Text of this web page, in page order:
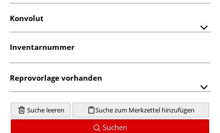
Konvolut
Inventarnummer
Reprovorlage vorhanden
Suche leeren Suche zum Merkzettel hinzufügen
Suchen